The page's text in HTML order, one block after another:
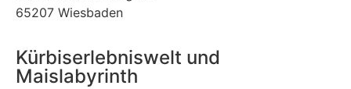
65207 Wiesbaden
Kürbiserlebniswelt und
Maislabyrinth